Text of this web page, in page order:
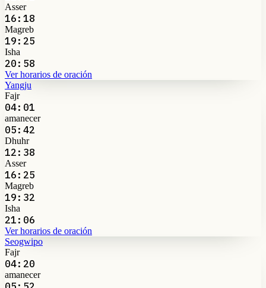
Asser
16:18
Magreb
19:25
Isha
20:58
Ver horarios de oración
Yangju
Fajr
04:01
amanecer
05:42
Dhuhr
12:38
Asser
16:25
Magreb
19:32
Isha
21:06
Ver horarios de oración
Seogwipo
Fajr
04:20
amanecer